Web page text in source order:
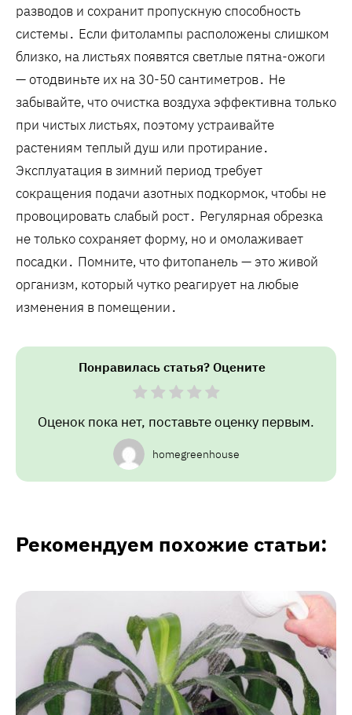
разводов и сохранит пропускную способность
системы․ Если фитолампы расположены слишком
близко, на листьях появятся светлые пятна-ожоги
— отодвиньте их на 30-50 сантиметров․ Не
забывайте, что очистка воздуха эффективна только
при чистых листьях, поэтому устраивайте
растениям теплый душ или протирание․
Эксплуатация в зимний период требует
сокращения подачи азотных подкормок, чтобы не
провоцировать слабый рост․ Регулярная обрезка
не только сохраняет форму, но и омолаживает
посадки․ Помните, что фитопанель — это живой
организм, который чутко реагирует на любые
изменения в помещении․
Понравилась статья? Оцените
Оценок пока нет, поставьте оценку первым.
homegreenhouse
Рекомендуем похожие статьи: